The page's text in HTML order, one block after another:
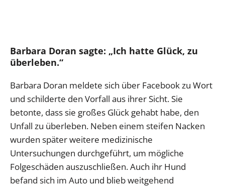
Barbara Doran sagte: „Ich hatte Glück, zu
überleben.“
Barbara Doran meldete sich über Facebook zu Wort
und schilderte den Vorfall aus ihrer Sicht. Sie
betonte, dass sie großes Glück gehabt habe, den
Unfall zu überleben. Neben einem steifen Nacken
wurden später weitere medizinische
Untersuchungen durchgeführt, um mögliche
Folgeschäden auszuschließen. Auch ihr Hund
befand sich im Auto und blieb weitgehend